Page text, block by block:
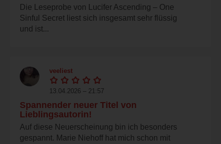
Die Leseprobe von Lucifer Ascending – One
Sinful Secret liest sich insgesamt sehr flüssig
und ist...
veeliest
13.04.2026 – 21:57
Spannender neuer Titel von
Lieblingsautorin!
Auf diese Neuerscheinung bin ich besonders
gespannt. Marie Niehoff hat mich schon mit